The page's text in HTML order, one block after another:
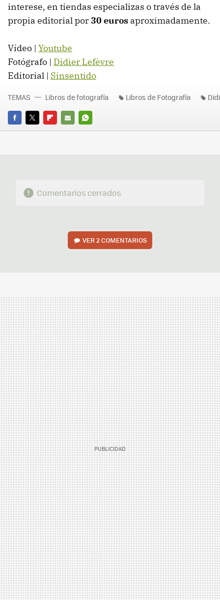
interese, en tiendas especializas o través de la
propia editorial por30 euros aproximadamente.
Vídeo | Youtube
Fotógrafo | Didier Lefèvre
Editorial | Sinsentido
FACEBOOK
TWITTERFLIPBOARD
E-
WHATSAPP
TEMAS Libros de fotografía Libros de Fotografía
Comentarios cerrados
VER2 COMENTARIOS